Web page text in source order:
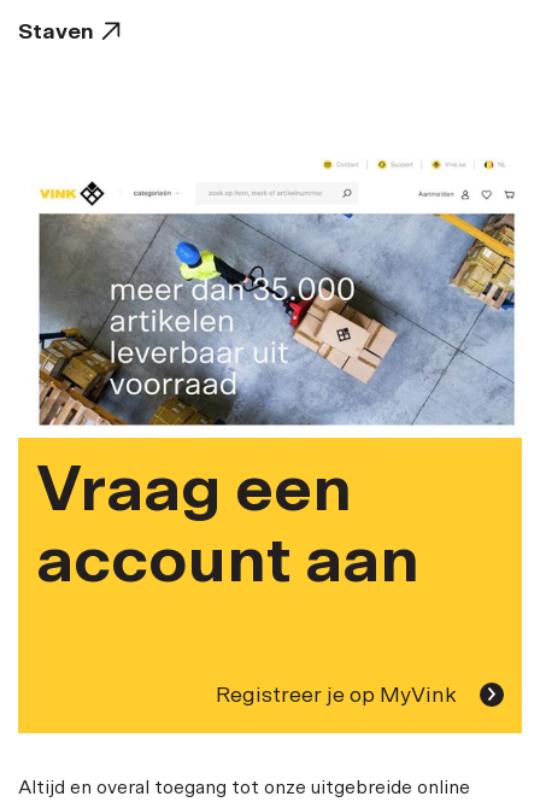
Staven
Vraag een
account aan
Registreer je op MyVink
Altijd en overal toegang tot onze uitgebreide online